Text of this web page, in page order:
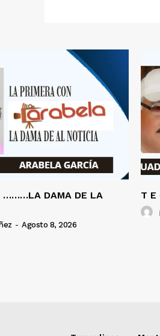
………LA DAMA DE LA
- Agosto 8, 2026
T E